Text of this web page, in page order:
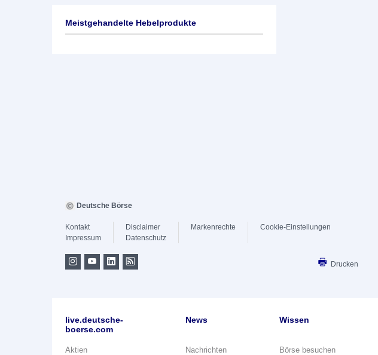
Meistgehandelte Hebelprodukte
Deutsche Börse
Kontakt
Impressum
Disclaimer
Datenschutz
Markenrechte Cookie-Einstellungen
Drucken
live.deutsche-
boerse.com
Aktien
News
Nachrichten
Wissen
Börse besuchen